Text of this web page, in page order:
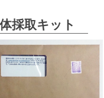
採取キット